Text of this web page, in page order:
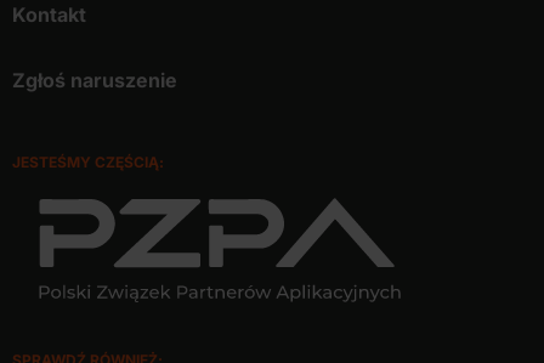
Kontakt
Zgłoś naruszenie
JESTEŚMY CZĘŚCIĄ: